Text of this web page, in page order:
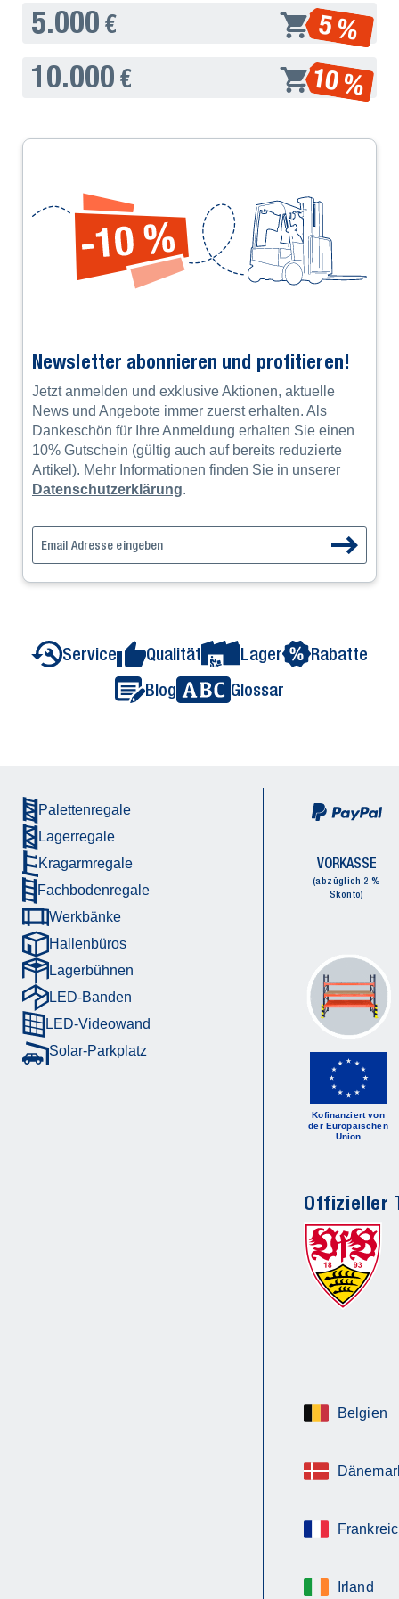
5.000 € 5 %
10.000 € 10 %
Newsletter abonnieren und profitieren!
Jetzt anmelden und exklusive Aktionen, aktuelle
News und Angebote immer zuerst erhalten. Als
Dankeschön für Ihre Anmeldung erhalten Sie einen
10% Gutschein (gültig auch auf bereits reduzierte
Artikel). Mehr Informationen finden Sie in unserer
Datenschutzerklärung.
Service Qualität Lager
Rabatte
Blog
Glossar
Palettenregale
Lagerregale
Kragarmregale
Fachbodenregale
Werkbänke
Hallenbüros
Lagerbühnen
LED-Banden
LED-Videowand
Solar-Parkplatz
Belgien
Irland
VORKASSE
(abzüglich 2 %
Skonto)
Kofinanziert von
der Europäischen
Union
Offizieller